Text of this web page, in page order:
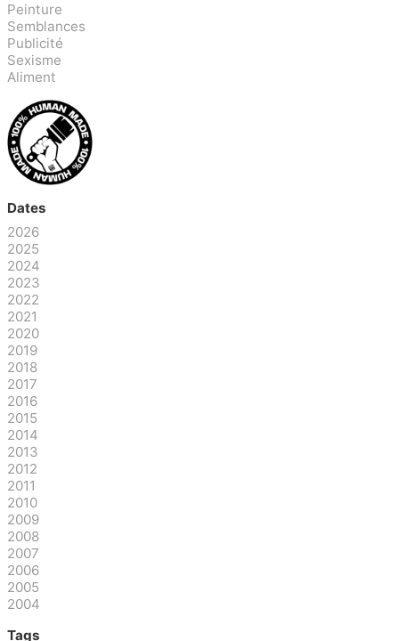
Peinture
Semblances
Publicité
Sexisme
Aliment
Dates
2026
2025
2024
2023
2022
2021
2020
2019
2018
2017
2016
2015
2014
2013
2012
2011
2010
2009
2008
2007
2006
2005
2004
Tags